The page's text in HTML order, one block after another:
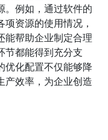
。例如，通过软件的
资源的使用情况，
能帮助企业制定合理
节都能得到充分支
优化配置不仅能够降
产效率，为企业创造